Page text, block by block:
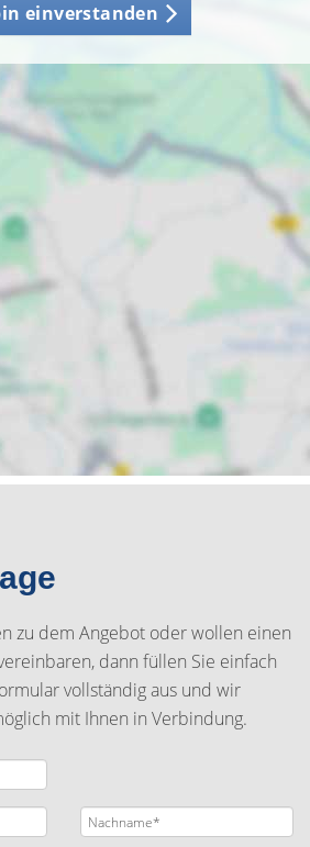
einverstanden
zu dem Angebot oder wollen einen
dann füllen Sie einfach
vollständig aus und wir
mit Ihnen in Verbindung.